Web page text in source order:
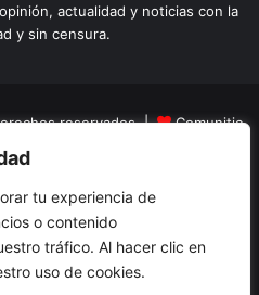
tu experiencia de
o contenido
tráfico. Al hacer clic en
uso de cookies.
actualidad y noticias con la
y sin censura.
reservados |
Comunitic
901228106
Opinion Turismo
Reportajes
YouTubeInstagram